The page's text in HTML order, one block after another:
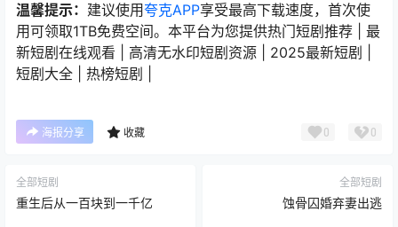
温馨提示： 建议使用夸克APP享受最高下载速度，首次使
用可领取1TB免费空间。本平台为您提供热门短剧推荐 | 最
新短剧在线观看 | 高清无水印短剧资源 | 2025最新短剧 |
短剧大全 | 热榜短剧 |
海报分享 收藏 0 0
全部短剧
重生后从一百块到一千亿
全部短剧
蚀骨囚婚弃妻出逃